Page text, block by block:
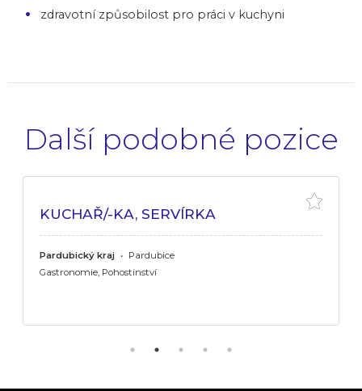
zdravotní způsobilost pro práci v kuchyni
Další podobné pozice
KUCHAŘ/-KA, SERVÍRKA
Pardubický kraj • Pardubice
Gastronomie, Pohostinství